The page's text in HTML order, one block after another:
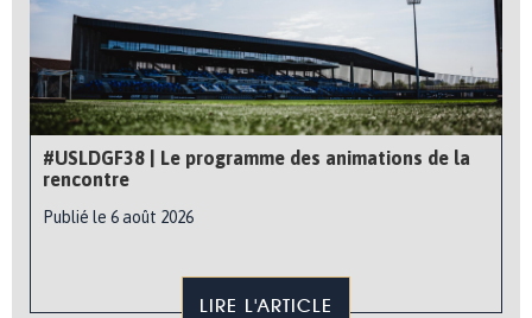
#USLDGF38 | Le programme des animations de la
rencontre
Publié le 6 août 2026
LIRE L'ARTICLE